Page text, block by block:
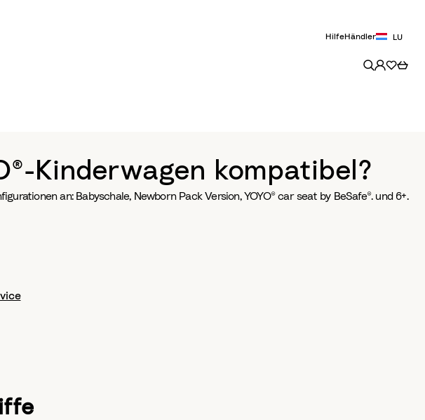
HilfeHändler LU
Kinderwagen kompatibel?
an: Babyschale, Newborn Pack Version, YOYO® car seat by BeSafe®. und 6+.